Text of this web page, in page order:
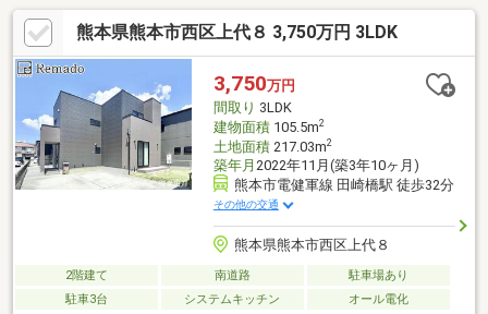
ひご注目いただきたいのが素材美が際立つ内装です。玄関天井に
は檜を使用。扉を開けた瞬間に広がるヒノキのやさしい香りと、
ぬくもりある空間が、帰宅のたびに心をほっと和ませてくれます
＾＾
熊本県熊本市西区上代８ 3,750万円 3LDK
3,750万円
間取り 3LDK
建物面積105.5m2
土地面積217.03m2
築年月 2022年11月(築3年10ヶ月)
熊本市電健軍線 田崎橋駅 徒歩32分
その他の交通
熊本県熊本市西区上代８
2階建て 南道路
駐車場あり
駐車3台
システムキッチン オール電化